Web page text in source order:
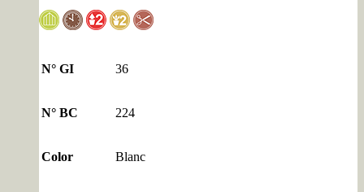
N° GI 36
N° BC 224
Color Blanc